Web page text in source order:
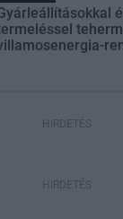
HIRDETÉS
HIRDETÉS